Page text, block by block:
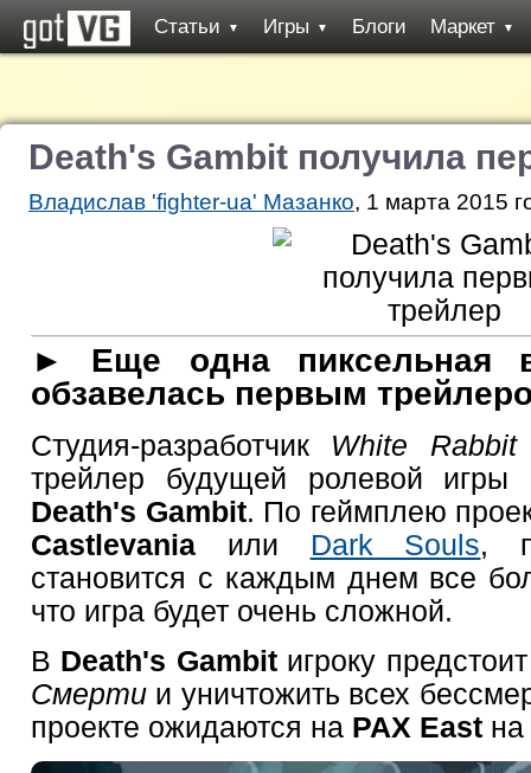
Статьи ▼ Игры ▼ Блоги Маркет ▼
Death's Gambit получила
Владислав 'fighter-ua' Мазанко, 1 марта 2015
► Еще одна пиксельная
обзавелась первым
Студия-разработчик White Rabbit
трейлер будущей ролевой
Death's Gambit. По геймплею
Castlevania или Dark Souls,
становится с каждым днем все
что игра будет очень сложной.
В Death's Gambitигроку
Смерти и уничтожить всех
проекте ожидаются на PAX East